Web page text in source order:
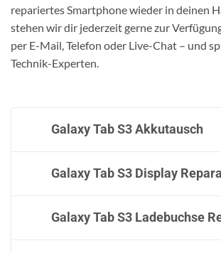
repariertes Smartphone wieder in deinen
stehen wir dir jederzeit gerne zur
per E-Mail, Telefon oder Live-Chat – und
Technik-Experten.
Galaxy Tab S3 Akkutausch
Galaxy Tab S3 Display
Galaxy Tab S3 Ladebuchse